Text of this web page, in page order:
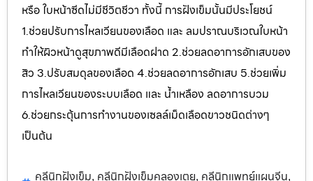
หรือ ใบหน้าซีดไม่มีชีวิตชีวา ทั้งนี้ การฝังเข็มนั้นมีประโยชน์
1.ช่วยปรับการไหลเวียนของเลือด และ ลมปราณบริเวณใบหน้า
ทำให้ผิวหน้าดูสุขภาพดีมีเลือดฝาด 2.ช่วยลดอาการอักเสบของ
สิว 3.ปรับสมดุลของเลือด 4.ช่วยลดอาการอักเสบ 5.ช่วยเพิ่ม
การไหลเวียนของระบบเลือด และ น้ำเหลือง ลดอาการบวม
6.ช่วยกระตุ้นการทำงานของเซลล์เม็ดเลือดขาวชนิดต่างๆ
เป็นต้น
คลีนิกฝังเข็ม, คลีนิกฝังเข็มคลองเตย, คลีนิกแพทย์แผนจีน,